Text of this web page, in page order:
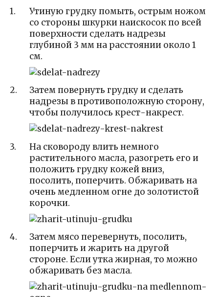
Утиную грудку помыть, острым ножом
со стороны шкурки наискосок по всей
поверхности сделать надрезы
глубиной 3 мм на расстоянии около 1
см.
Затем повернуть грудку и сделать
надрезы в противоположную сторону,
чтобы получилось крест-накрест.
На сковороду влить немного
растительного масла, разогреть его и
положить грудку кожей вниз,
посолить, поперчить. Обжаривать на
очень медленном огне до золотистой
корочки.
Затем мясо перевернуть, посолить,
поперчить и жарить на другой
стороне. Если утка жирная, то можно
обжаривать без масла.